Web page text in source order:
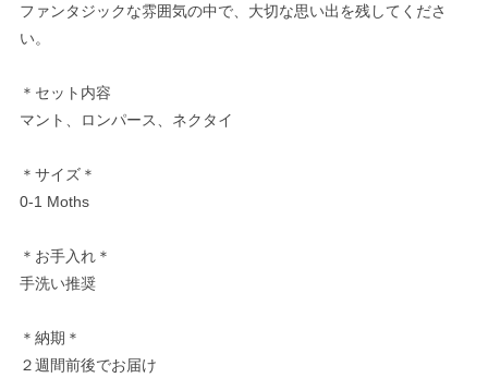
ファンタジックな雰囲気の中で、大切な思い出を残してくださ
い。
＊セット内容
マント、ロンパース、ネクタイ
＊サイズ＊
0-1 Moths
＊お手入れ＊
手洗い推奨
＊納期＊
２週間前後でお届け